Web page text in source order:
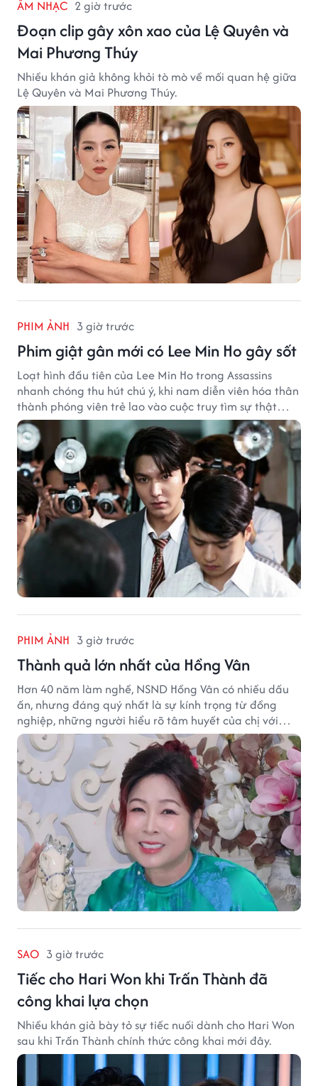
ÂM NHẠC 2 giờ trước
Đoạn clip gây xôn xao của Lệ Quyên và
Mai Phương Thúy
Nhiều khán giả không khỏi tò mò về mối quan hệ giữa
Lệ Quyên và Mai Phương Thúy.
PHIM ẢNH 3 giờ trước
Phim giật gân mới có Lee Min Ho gây sốt
Loạt hình đầu tiên của Lee Min Ho trong Assassins
nhanh chóng thu hút chú ý, khi nam diễn viên hóa thân
thành phóng viên trẻ lao vào cuộc truy tìm sự thật
phía sau một vụ ám sát gây chấn động Hàn Quốc.
PHIM ẢNH 3 giờ trước
Thành quả lớn nhất của Hồng Vân
Hơn 40 năm làm nghề, NSND Hồng Vân có nhiều dấu
ấn, nhưng đáng quý nhất là sự kính trọng từ đồng
nghiệp, những người hiểu rõ tâm huyết của chị với
nghệ thuật.
SAO 3 giờ trước
Tiếc cho Hari Won khi Trấn Thành đã
công khai lựa chọn
Nhiều khán giả bày tỏ sự tiếc nuối dành cho Hari Won
sau khi Trấn Thành chính thức công khai mới đây.